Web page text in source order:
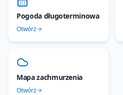
Pogoda długoterminowa
Otwórz
Mapa zachmurzenia
Otwórz